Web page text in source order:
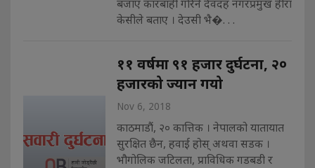
बजाए कारबाही गरिने देवदह नगरप्रमुख हीरा
केसीले बताए । देउसी भै�. . .
११ वर्षमा ९१ हजार दुर्घटना, २०
हजारको ज्यान गयो
Nov 6, 2018
काठमाडौं, २० कात्तिक । नेपालको यातायात
सुरक्षित छैन, हवाई होस् अथवा सडक ।
भौगोलिक जटिलता, प्राविधिक गडबडी र